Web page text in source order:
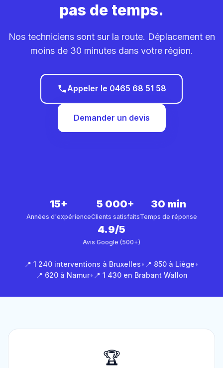
pas de temps.
Nos techniciens sont sur la route. Déplacement en
moins de 30 minutes dans votre région.
Appeler le 0465 68 51 58
Demander un devis
15+
Années d'expérience
5 000+
Clients satisfaits
30 min
Temps de réponse
4.9/5
Avis Google (500+)
📍 1 240 interventions à Bruxelles• 📍 850 à Liège•
📍 620 à Namur• 📍 1 430 en Brabant Wallon
🏆